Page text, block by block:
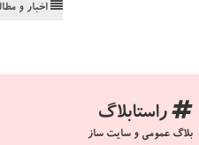
اخبار و
راستابلاگ
بلاگ عمومی و سایت ساز